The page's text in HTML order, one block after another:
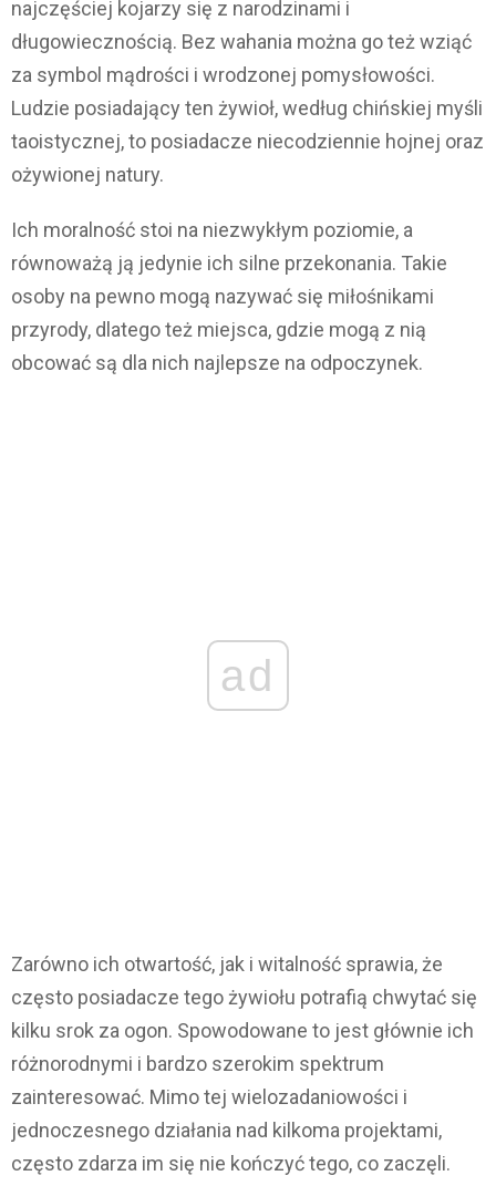
najczęściej kojarzy się z narodzinami i
długowiecznością. Bez wahania można go też wziąć
za symbol mądrości i wrodzonej pomysłowości.
Ludzie posiadający ten żywioł, według chińskiej myśli
taoistycznej, to posiadacze niecodziennie hojnej oraz
ożywionej natury.
Ich moralność stoi na niezwykłym poziomie, a
równoważą ją jedynie ich silne przekonania. Takie
osoby na pewno mogą nazywać się miłośnikami
przyrody, dlatego też miejsca, gdzie mogą z nią
obcować są dla nich najlepsze na odpoczynek.
ad
Zarówno ich otwartość, jak i witalność sprawia, że
często posiadacze tego żywiołu potrafią chwytać się
kilku srok za ogon. Spowodowane to jest głównie ich
różnorodnymi i bardzo szerokim spektrum
zainteresować. Mimo tej wielozadaniowości i
jednoczesnego działania nad kilkoma projektami,
często zdarza im się nie kończyć tego, co zaczęli.